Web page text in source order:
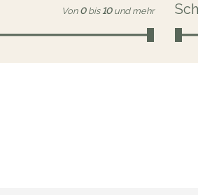
Von 0 bis 10 und mehr